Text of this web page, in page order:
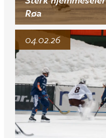
Røa
04.02.26